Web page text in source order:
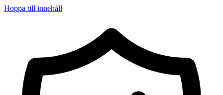
Hoppa till innehåll